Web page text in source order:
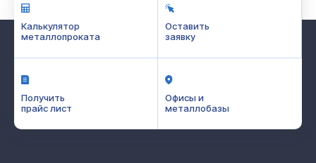
Калькулятор
металлопроката
Оставить
заявку
Получить
прайс лист
Офисы и
металлобазы